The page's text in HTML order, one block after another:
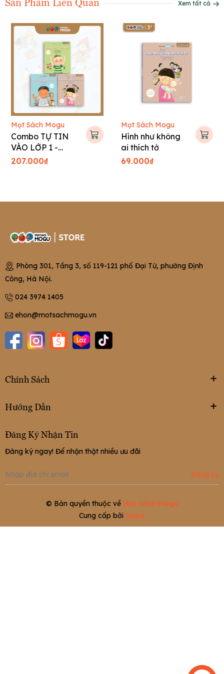
vào lớp 1 với tâm thế vui vẻ, chủ động và sẵn sàng học hỏi.
Xem tất cả
Mọt Sách Mogu
Combo TỰ TIN
VÀO LỚP 1 -
Tranh truyện Hàn
207.000₫
Mọt Sách Mogu
Hình như không
ai thích tớ
69.000₫
Phòng 301, Tầng 3, số 119-121 phố Đại Từ, phường Định
Công, Hà Nội.
024 3974 1405
ehon@motsachmogu.vn
Chính Sách
Hướng Dẫn
Đăng Ký Nhận Tin
Đăng ký ngay! Để nhận thật nhiều ưu đãi
Đăng ký
© Bản quyền thuộc về Mọt sách Mogu
Cung cấp bởi Sapo